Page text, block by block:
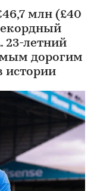
млн (£40
23-летний
дорогим
истории